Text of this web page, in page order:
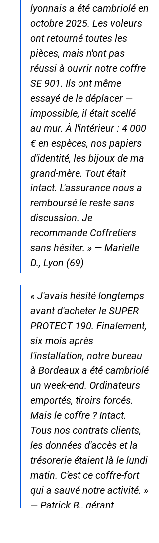
lyonnais a été cambriolé en
octobre 2025. Les voleurs
ont retourné toutes les
pièces, mais n'ont pas
réussi à ouvrir notre coffre
SE 901. Ils ont même
essayé de le déplacer —
impossible, il était scellé
au mur. À l'intérieur : 4 000
€ en espèces, nos papiers
d'identité, les bijoux de ma
grand-mère. Tout était
intact. L'assurance nous a
remboursé le reste sans
discussion. Je
recommande Coffretiers
sans hésiter. » — Marielle
D., Lyon (69)
« J'avais hésité longtemps
avant d'acheter le SUPER
PROTECT 190. Finalement,
six mois après
l'installation, notre bureau
à Bordeaux a été cambriolé
un week-end. Ordinateurs
emportés, tiroirs forcés.
Mais le coffre ? Intact.
Tous nos contrats clients,
les données d'accès et la
trésorerie étaient là le lundi
matin. C'est ce coffre-fort
qui a sauvé notre activité. »
— Patrick B., gérant